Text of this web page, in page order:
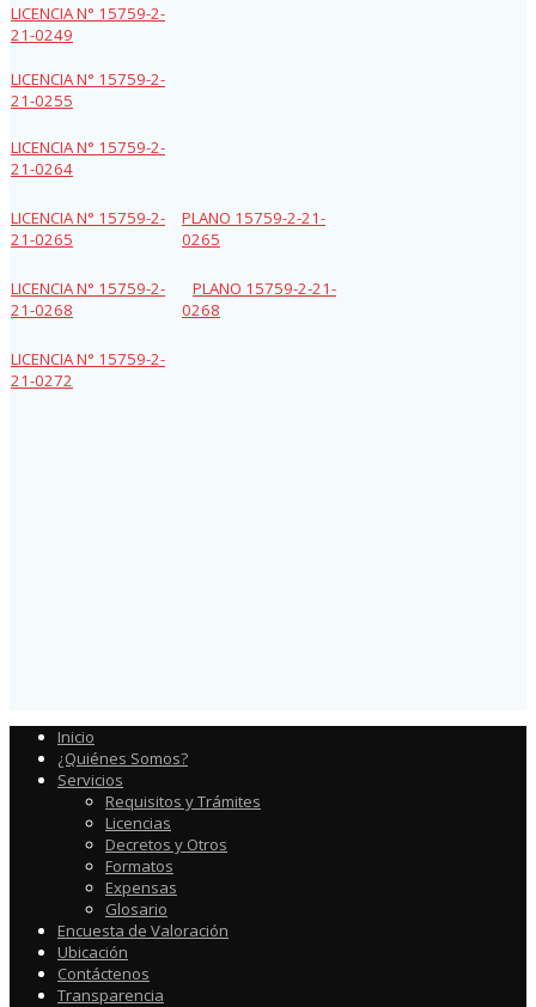
LICENCIA N° 15759-2-
21-0249
LICENCIA N° 15759-2-
21-0255
LICENCIA N° 15759-2-
21-0264
LICENCIA N° 15759-2-
21-0265
PLANO 15759-2-21-
0265
LICENCIA N° 15759-2-
21-0268
PLANO 15759-2-21-
0268
LICENCIA N° 15759-2-
21-0272
Inicio
¿Quiénes Somos?
Servicios
Requisitos y Trámites
Licencias
Decretos y Otros
Formatos
Expensas
Glosario
Encuesta de Valoración
Ubicación
Contáctenos
Transparencia